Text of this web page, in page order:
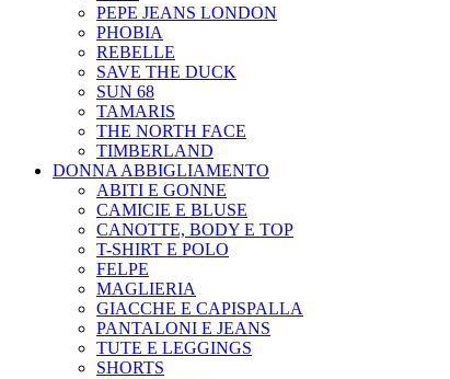
PEPE JEANS LONDON
PHOBIA
REBELLE
SAVE THE DUCK
SUN 68
TAMARIS
THE NORTH FACE
TIMBERLAND
DONNA ABBIGLIAMENTO
ABITI E GONNE
CAMICIE E BLUSE
CANOTTE, BODY E TOP
T-SHIRT E POLO
FELPE
MAGLIERIA
GIACCHE E CAPISPALLA
PANTALONI E JEANS
TUTE E LEGGINGS
SHORTS